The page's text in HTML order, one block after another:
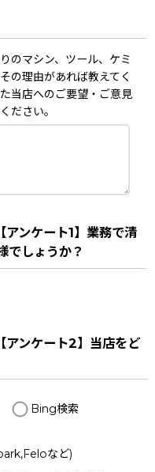
のマシン、ツール、ケミ
の理由があれば教えてく
当店へのご要望・ご意見
ださい。
ンケート1】業務で清
でしょうか？
アンケート2】当店をど
Bing検索
など)